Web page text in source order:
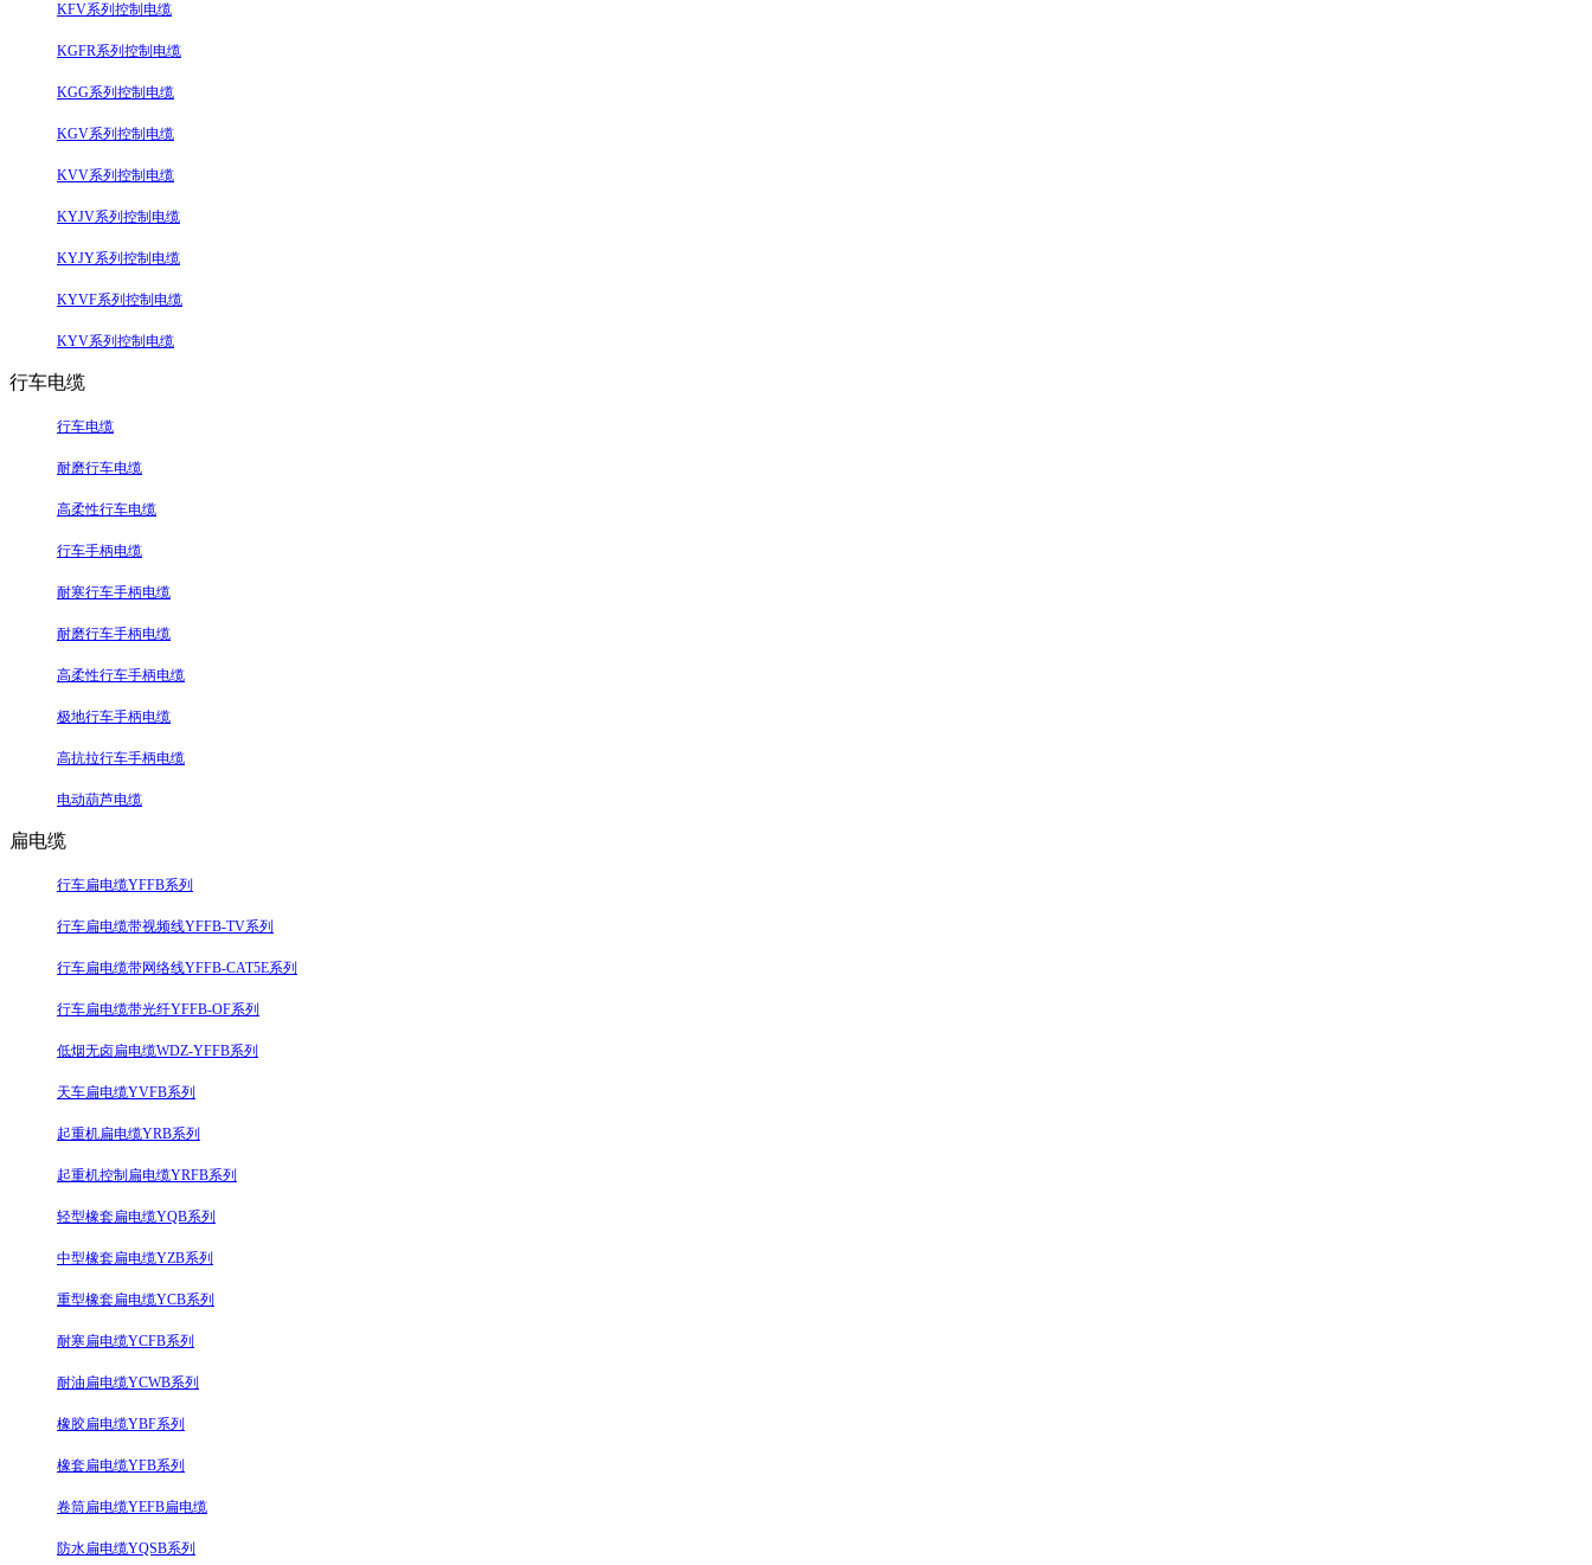
KFV系列控制电缆
KGFR系列控制电缆
KGG系列控制电缆
KGV系列控制电缆
KVV系列控制电缆
KYJV系列控制电缆
KYJY系列控制电缆
KYVF系列控制电缆
KYV系列控制电缆
行车电缆
行车电缆
耐磨行车电缆
高柔性行车电缆
行车手柄电缆
耐寒行车手柄电缆
耐磨行车手柄电缆
高柔性行车手柄电缆
极地行车手柄电缆
高抗拉行车手柄电缆
电动葫芦电缆
扁电缆
行车扁电缆YFFB系列
行车扁电缆带视频线YFFB-TV系列
行车扁电缆带网络线YFFB-CAT5E系列
行车扁电缆带光纤YFFB-OF系列
低烟无卤扁电缆WDZ-YFFB系列
天车扁电缆YVFB系列
起重机扁电缆YRB系列
起重机控制扁电缆YRFB系列
轻型橡套扁电缆YQB系列
中型橡套扁电缆YZB系列
重型橡套扁电缆YCB系列
耐寒扁电缆YCFB系列
耐油扁电缆YCWB系列
橡胶扁电缆YBF系列
橡套扁电缆YFB系列
卷筒扁电缆YEFB扁电缆
防水扁电缆YQSB系列